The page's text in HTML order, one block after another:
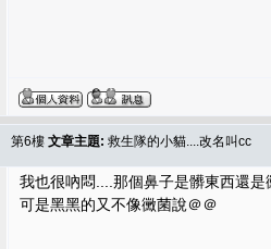
第6樓 文章主題: 救生隊的小貓....改名叫cc
我也很吶悶....那個鼻子是髒東西還是
可是黑黑的又不像黴菌說＠＠